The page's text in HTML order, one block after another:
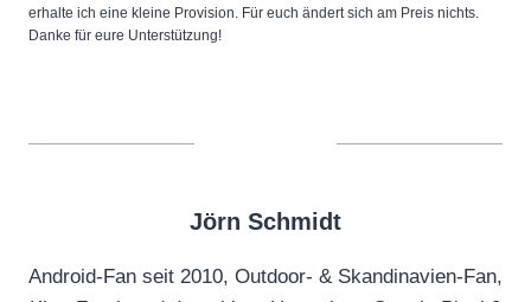
erhalte ich eine kleine Provision. Für euch ändert sich am Preis nichts.
Danke für eure Unterstützung!
Jörn Schmidt
Android-Fan seit 2010, Outdoor- & Skandinavien-Fan,